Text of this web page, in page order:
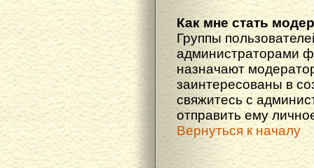
Как мне стать
Группы
администраторами
назначают
заинтересованы в
свяжитесь с
отправить ему
Вернуться к началу